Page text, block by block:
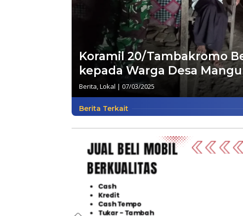
Koramil 20/Tambakromo
kepada Warga Desa
Berita Lokal | 07/03/2025
Berita Terkait